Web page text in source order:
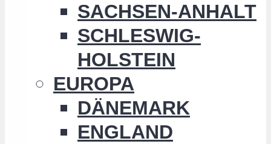
SACHSEN-ANHALT
SCHLESWIG-
HOLSTEIN
EUROPA
DÄNEMARK
ENGLAND